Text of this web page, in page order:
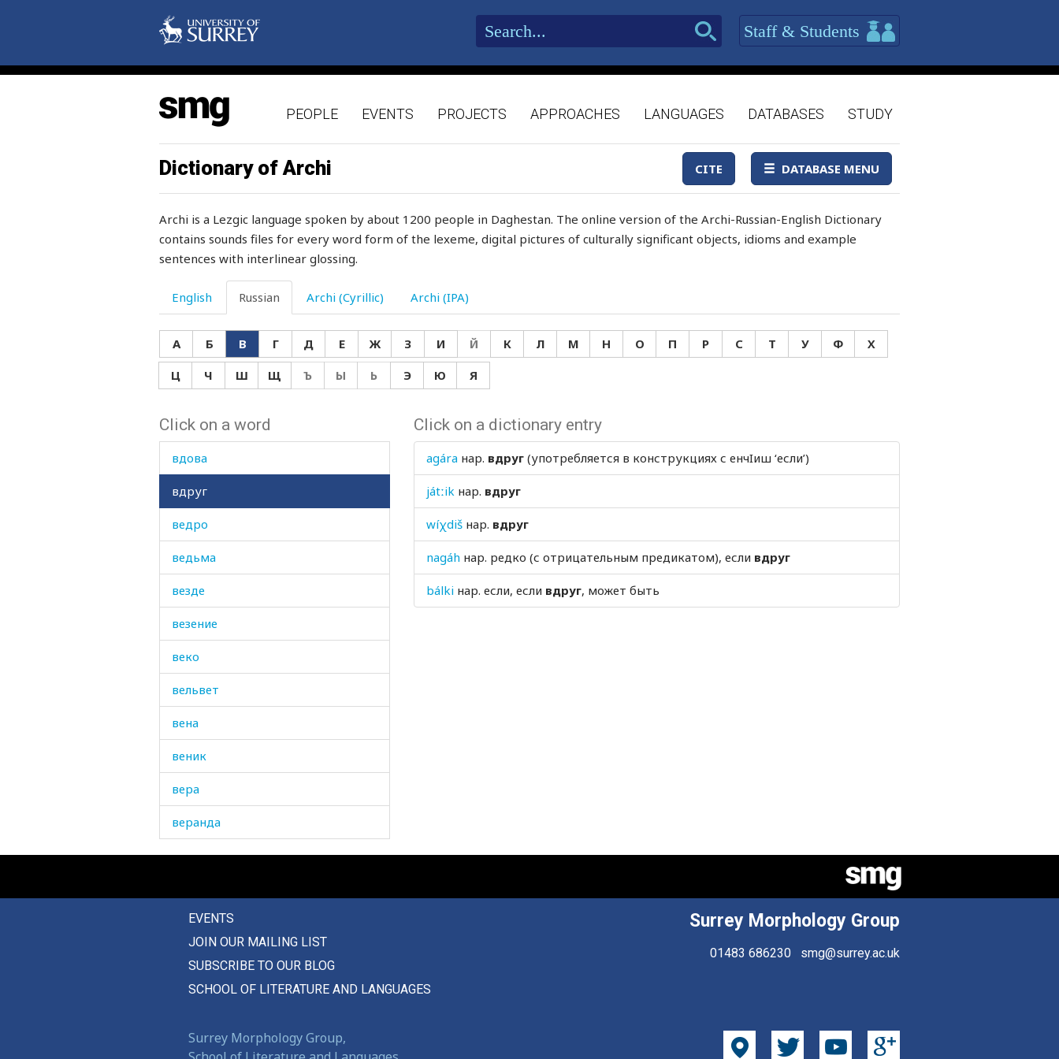
Staff & Students
PEOPLE EVENTS PROJECTS APPROACHES LANGUAGES DATABASES STUDY
Dictionary of Archi CITE DATABASE MENU
Archi is a Lezgic language spoken by about 1200 people in Daghestan. The online version of the Archi-Russian-English Dictionary
contains sounds files for every word form of the lexeme, digital pictures of culturally significant objects, idioms and example
sentences with interlinear glossing.
English Russian Archi (Cyrillic) Archi (IPA)
А Б В Г Д Е Ж З И Й К Л М Н О П Р С Т У Ф
Х
Ц
Ч Ш Щ Ъ Ы Ь Э Ю Я
Click on a word
вазелин
валить
варежка
варить
вариться
вата
ваш
вблизи
вверх
вверху
вдобавок
вдова
вдруг
ведро
ведьма
везде
везение
веко
вельвет
вена
веник
вера
веранда
верблюд
веретено
верный
вертушка
Click on a dictionary entry
agára нар. вдруг (употребляется в конструкциях с енчIиш ‘если’)
játːik нар. вдруг
wíχdiš нар. вдруг
nagáh нар. редко (с отрицательным предикатом), если вдруг
bálki нар. если, если вдруг, может быть
EVENTS
JOIN OUR MAILING LIST
SUBSCRIBE TO OUR BLOG
SCHOOL OF LITERATURE AND LANGUAGES
Surrey Morphology Group
01483 686230 smg@surrey.ac.uk
Surrey Morphology Group,